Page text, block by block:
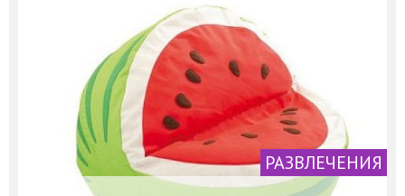
РАЗВЛЕЧЕНИЯ